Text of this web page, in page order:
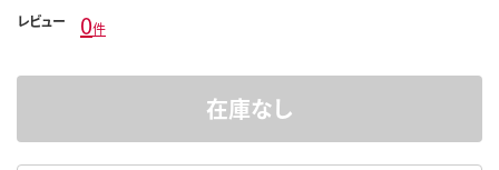
レビュー 0件
在庫なし